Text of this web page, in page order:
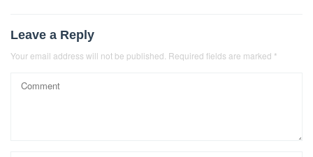
Leave a Reply
Your email address will not be published. Required fields are marked *